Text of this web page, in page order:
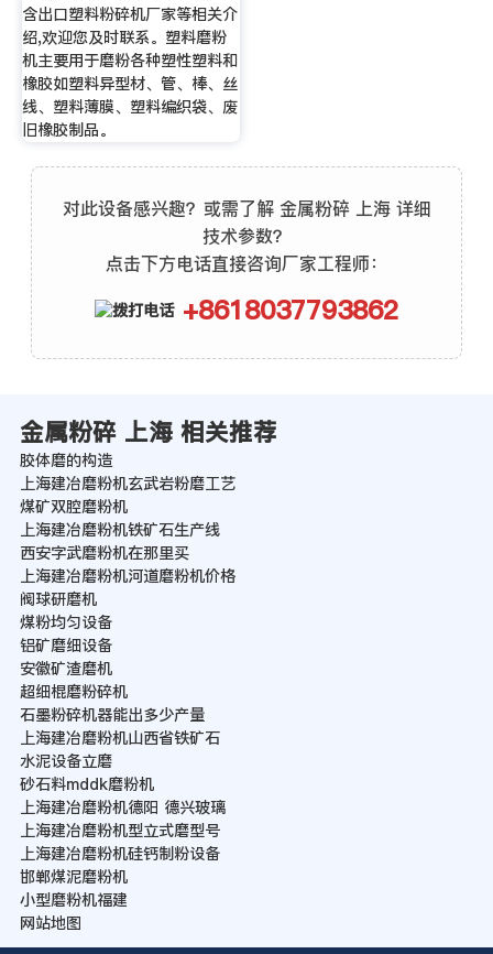
含出口塑料粉碎机厂家等相关介
绍,欢迎您及时联系。塑料磨粉
机主要用于磨粉各种塑性塑料和
橡胶如塑料异型材、管、棒、丝
线、塑料薄膜、塑料编织袋、废
旧橡胶制品。
对此设备感兴趣？或需了解 金属粉碎 上海 详细
技术参数？
点击下方电话直接咨询厂家工程师：
+8618037793862
金属粉碎 上海 相关推荐
胶体磨的构造
上海建冶磨粉机玄武岩粉磨工艺
煤矿双腔磨粉机
上海建冶磨粉机铁矿石生产线
西安字武磨粉机在那里买
上海建冶磨粉机河道磨粉机价格
阀球研磨机
煤粉均匀设备
铝矿磨细设备
安徽矿渣磨机
超细棍磨粉碎机
石墨粉碎机器能出多少产量
上海建冶磨粉机山西省铁矿石
水泥设备立磨
砂石料mddk磨粉机
上海建冶磨粉机德阳 德兴玻璃
上海建冶磨粉机型立式磨型号
上海建冶磨粉机硅钙制粉设备
邯郸煤泥磨粉机
小型磨粉机福建
网站地图